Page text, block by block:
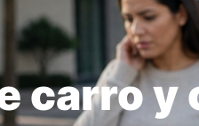
carro y